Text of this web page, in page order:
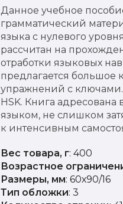
Данное учебное
грамматический
языка с нулевого
рассчитан на
отработки языковых
предлагается большое
упражнений с ключами.
HSK. Книга адресована
языком, не слишком
к интенсивным
Вес товара, г: 400
Возрастное
Размеры, мм: 60х90/16
Тип обложки: 3